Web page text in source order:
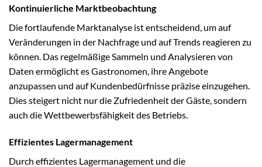
Kontinuierliche Marktbeobachtung
Die fortlaufende Marktanalyse ist entscheidend, um auf
Veränderungen in der Nachfrage und auf Trends reagieren zu
können. Das regelmäßige Sammeln und Analysieren von
Daten ermöglicht es Gastronomen, ihre Angebote
anzupassen und auf Kundenbedürfnisse präzise einzugehen.
Dies steigert nicht nur die Zufriedenheit der Gäste, sondern
auch die Wettbewerbsfähigkeit des Betriebs.
Effizientes Lagermanagement
Durch effizientes Lagermanagement und die